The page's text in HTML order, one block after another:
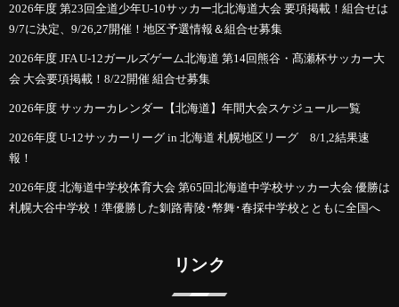
2026年度 第23回全道少年U-10サッカー北北海道大会 要項掲載！組合せは
9/7に決定、9/26,27開催！地区予選情報＆組合せ募集
2026年度 JFA U-12ガールズゲーム北海道 第14回熊谷・髙瀬杯サッカー大
会 大会要項掲載！8/22開催 組合せ募集
2026年度 サッカーカレンダー【北海道】年間大会スケジュール一覧
2026年度 U-12サッカーリーグ in 北海道 札幌地区リーグ 8/1,2結果速
報！
2026年度 北海道中学校体育大会 第65回北海道中学校サッカー大会 優勝は
札幌大谷中学校！準優勝した釧路青陵･幣舞･春採中学校とともに全国へ
リンク